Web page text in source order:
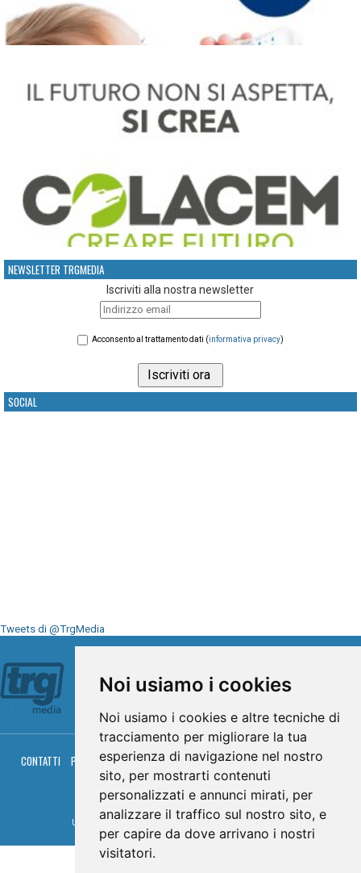
Noi usiamo i cookies
Noi usiamo i cookies e altre tecniche di
tracciamento per migliorare la tua
esperienza di navigazione nel nostro
sito, per mostrarti contenuti
personalizzati e annunci mirati, per
analizzare il traffico sul nostro sito, e
per capire da dove arrivano i nostri
visitatori.
NEWSLETTER TRGMEDIA
Iscriviti alla nostra newsletter
Acconsento al trattamento dati (informativa privacy)
SOCIAL
Tweets di @TrgMedia
CONTATTI PRIVACY COOKIES PALINSESTO DIRETTA TV
DIRETTA RADIO
RGM HITRADIO
© TRG Media 2005-2026
Umbria Televisioni s.r.l. - P.I.00496230541 - - Powered by